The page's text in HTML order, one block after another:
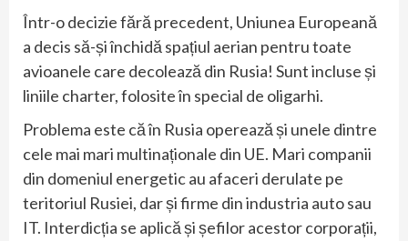
Într-o decizie fără precedent, Uniunea Europeană
a decis să-și închidă spațiul aerian pentru toate
avioanele care decolează din Rusia! Sunt incluse și
liniile charter, folosite în special de oligarhi.
Problema este că în Rusia operează și unele dintre
cele mai mari multinaționale din UE. Mari companii
din domeniul energetic au afaceri derulate pe
teritoriul Rusiei, dar și firme din industria auto sau
IT. Interdicția se aplică și șefilor acestor corporații,